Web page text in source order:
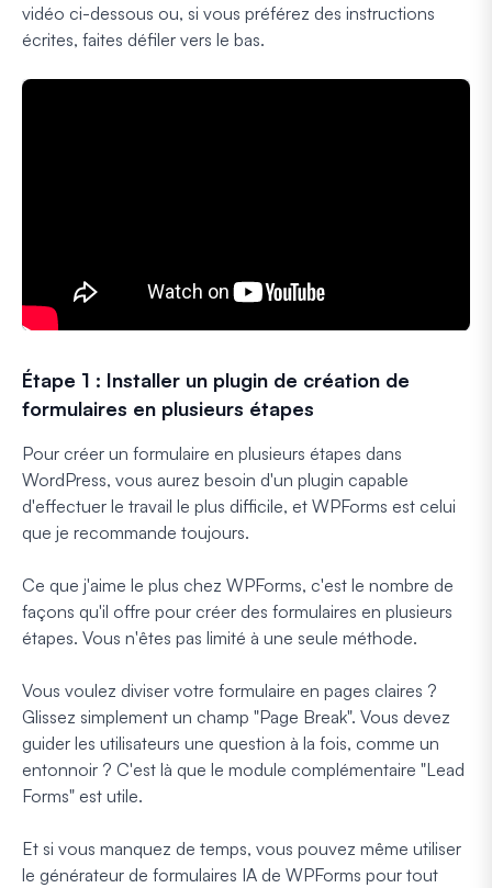
vidéo ci-dessous ou, si vous préférez des instructions
écrites, faites défiler vers le bas.
Étape 1 : Installer un plugin de création de
formulaires en plusieurs étapes
Pour créer un formulaire en plusieurs étapes dans
WordPress, vous aurez besoin d'un plugin capable
d'effectuer le travail le plus difficile, et WPForms est celui
que je recommande toujours.
Ce que j'aime le plus chez WPForms, c'est le nombre de
façons qu'il offre pour créer des formulaires en plusieurs
étapes. Vous n'êtes pas limité à une seule méthode.
Vous voulez diviser votre formulaire en pages claires ?
Glissez simplement un champ "Page Break". Vous devez
guider les utilisateurs une question à la fois, comme un
entonnoir ? C'est là que le module complémentaire "Lead
Forms" est utile.
Et si vous manquez de temps, vous pouvez même utiliser
le générateur de formulaires IA de WPForms pour tout